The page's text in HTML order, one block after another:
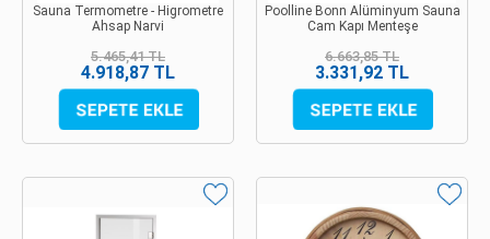
Sauna Termometre - Higrometre
Ahsap Narvi
5.465,41 TL
4.918,87 TL
Poolline Bonn Alüminyum Sauna
Cam Kapı Menteşe
6.663,85 TL
3.331,92 TL